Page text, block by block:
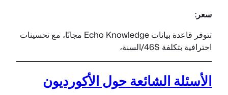
سعر:
تتوفر قاعدة بيانات Echo Knowledge مجانًا، مع تحسينات
احترافية بتكلفة $46/السنة،
الأسئلة الشائعة حول الأكورديون